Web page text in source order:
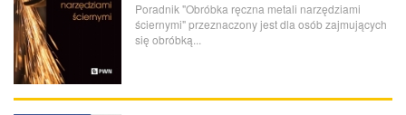
Poradnik "Obróbka ręczna metali narzędziami
ściernymi" przeznaczony jest dla osób zajmujących
się obróbką...